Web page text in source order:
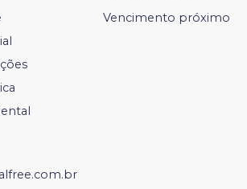
Vencimento próximo